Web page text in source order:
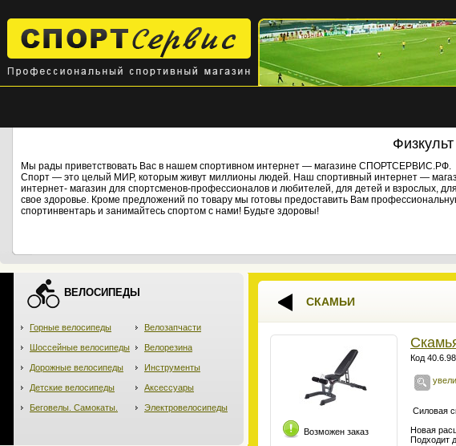
Мы рады приветствовать Вас в нашем спортивном интернет — магазине СПОРТСЕРВИС.РФ.
Спорт — это целый МИР, которым живут миллионы людей. Наш спортивный интернет —
интернет- магазин для спортсменов-профессионалов и любителей, для детей и взрослых,
свое здоровье. Кроме предложений по товару мы готовы предоставить Вам
спортинвентарь и занимайтесь спортом с нами! Будьте здоровы!
ВЕЛОСИПЕДЫ
Горные велосипеды
Шоссейные велосипеды
Дорожные велосипеды
Детские велосипеды
Беговелы. Самокаты.
Велозапчасти
Велорезина
Инструменты
Аксессуары
Электровелосипеды
СКАМЬИ
Возможен заказ
Код
Cиловая
Новая
Подходит